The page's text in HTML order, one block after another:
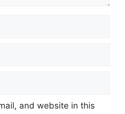
and website in this